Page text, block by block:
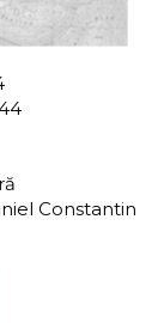
Constantin